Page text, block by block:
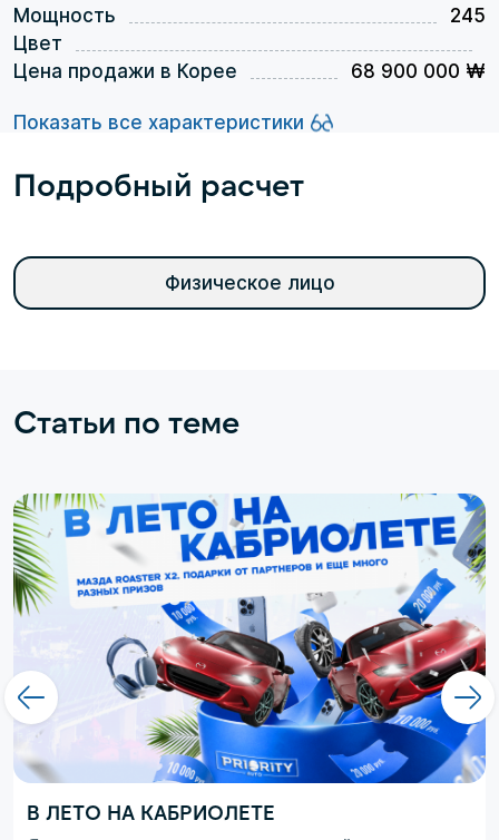
Мощность
245
Цвет
Цена продажи в Корее
68 900 000 ₩
Показать все характеристики
Подробный расчет
Физическое лицо
Статьи по теме
В ЛЕТО НА КАБРИОЛЕТЕ